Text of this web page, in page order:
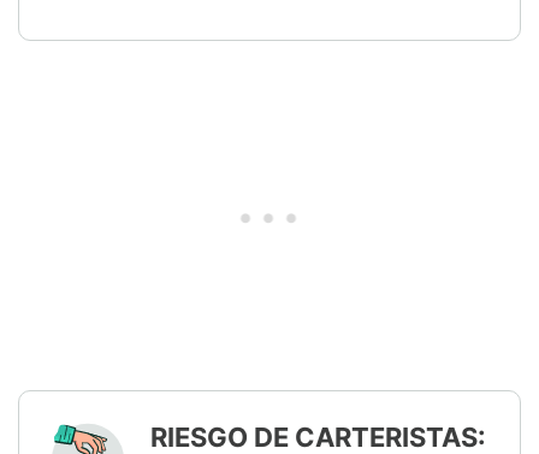
RIESGO DE CARTERISTAS: